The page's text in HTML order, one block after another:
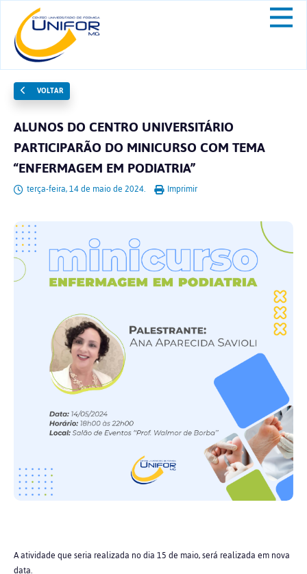
VOLTAR
ALUNOS DO CENTRO UNIVERSITÁRIO
PARTICIPARÃO DO MINICURSO COM TEMA
“ENFERMAGEM EM PODIATRIA”
terça-feira, 14 de maio de 2024. Imprimir
A atividade que seria realizada no dia 15 de maio, será realizada em nova
data.